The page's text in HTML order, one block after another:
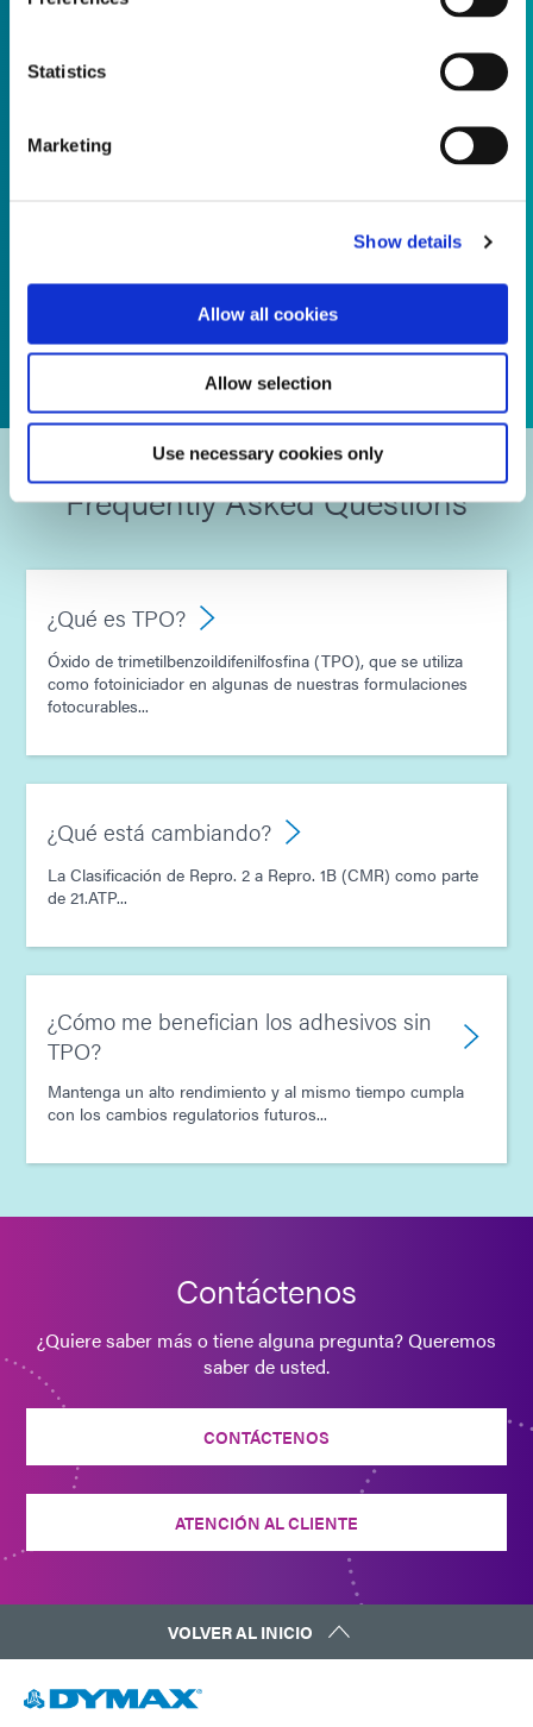
Statistics
Marketing
Show details
Allow all cookies
Allow selection
Use necessary cookies only
Experiencia en ingeniería de
Soluciones de calidad confiable y preparadas para el futuro:
Frequently Asked Questions
¿Qué es TPO?
Óxido de trimetilbenzoildifenilfosfina (TPO), que se utiliza
como fotoiniciador en algunas de nuestras formulaciones
fotocurables...
¿Qué está cambiando?
La Clasificación de Repro. 2 a Repro. 1B (CMR) como parte
de 21.ATP...
¿Cómo me benefician los adhesivos sin
TPO?
Mantenga un alto rendimiento y al mismo tiempo cumpla
con los cambios regulatorios futuros...
Contáctenos
¿Quiere saber más o tiene alguna pregunta? Queremos
saber de usted.
CONTÁCTENOS
ATENCIÓN AL CLIENTE
VOLVER AL INICIO